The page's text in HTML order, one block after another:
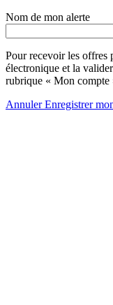
Nom de mon alerte
Pour recevoir les offres
électronique et la
rubrique « Mon compte
AnnulerEnregistrer